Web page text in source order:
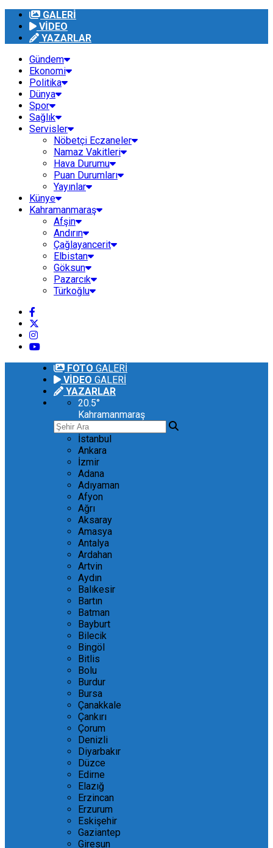
GALERİ
VİDEO
YAZARLAR
Gündem
Ekonomi
Politika
Dünya
Spor
Sağlık
Servisler
Nöbetçi Eczaneler
Namaz Vakitleri
Hava Durumu
Puan Durumları
Yayınlar
Künye
Kahramanmaraş
Afşin
Andırın
Çağlayancerit
Elbistan
Göksun
Pazarcık
Türkoğlu
FOTO GALERİ
VİDEO GALERİ
YAZARLAR
20.5°
Kahramanmaraş
İstanbul
Ankara
İzmir
Adana
Adıyaman
Afyon
Ağrı
Aksaray
Amasya
Antalya
Ardahan
Artvin
Aydın
Balıkesir
Bartın
Batman
Bayburt
Bilecik
Bingöl
Bitlis
Bolu
Burdur
Bursa
Çanakkale
Çankırı
Çorum
Denizli
Diyarbakır
Düzce
Edirne
Elazığ
Erzincan
Erzurum
Eskişehir
Gaziantep
Giresun